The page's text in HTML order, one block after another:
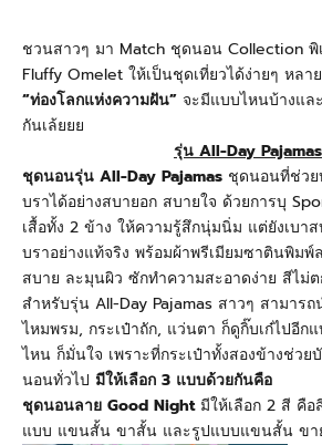
ชวนสาวๆ มา Match ชุดนอน Collection พิ
Fluffy Omelet ให้เป็นชุดเที่ยวได้ง่ายๆ หล
“ท่องโลกแห่งความฝัน” จะมีแบบไหนบ้างแล
กันเล้ยยย
รุ่นAll-Day Pajamas
ชุดนอนรุ่น All-Day Pajamas ชุดนอนที่ช่ว
บราได้อย่างสบายอก สบายใจ ด้วยการบุ
เสื้อทั้ง 2 ข้าง ให้ความรู้สึกนุ่มนิ่ม แต่ยังเบา
บราอย่างแท้จริง พร้อมผ้าพรีเมียมซาตินพิม
สบาย ละมุนผิว ซักทำความสะอาดง่าย สีไม่
สำหรับรุ่น All-Day Pajamas สาวๆ สามารถ
ไหมพรม, กระเป๋าถัก, แว่นตา ก็ดูกิ๊บเก๋ไปอีก
ไหน ก็มั่นใจ เพราะที่กระเป๋าทั้งสองข้างช่วย
นอนทั่วไป มีให้เลือก 3 แบบด้วยกันคือ
ชุดนอนลาย Good Nightมีให้เลือก 2 สี คื
แบบ แขนสั้น ขาสั้น และรูปแบบแขนสั้น ขา